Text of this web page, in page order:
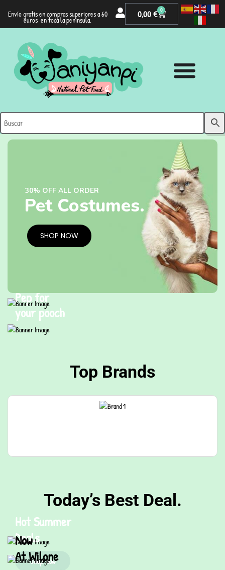
Envío gratis en compras superiores a 60
euros en toda la península.
0,00€ 0
Pet Costumes.
30% OFF ALL ORDER
SHOP NOW
Pep for
your pooch
Top Brands
Today’s Best Deal.
Hot Summer
Deals
shop now
Now
At Wilone